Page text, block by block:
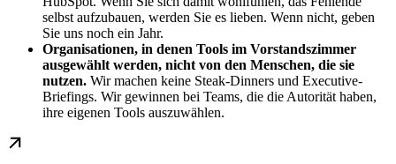
selbst aufzubauen, werden Sie es lieben. Wenn nicht, geben
Sie uns noch ein Jahr.
Organisationen, in denen Tools im Vorstandszimmer
ausgewählt werden, nicht von den Menschen, die sie
nutzen. Wir machen keine Steak-Dinners und Executive-
Briefings. Wir gewinnen bei Teams, die die Autorität haben,
ihre eigenen Tools auszuwählen.